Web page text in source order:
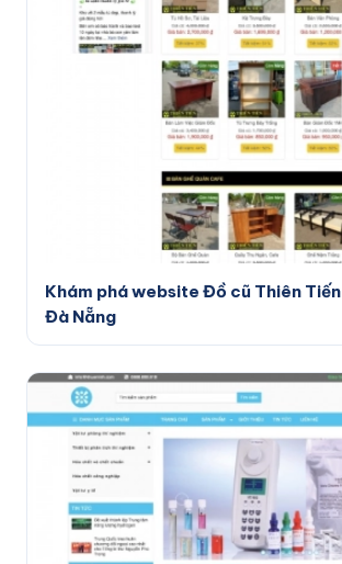
Khám phá website Đồ cũ Thiên Tiến
Đà Nẵng